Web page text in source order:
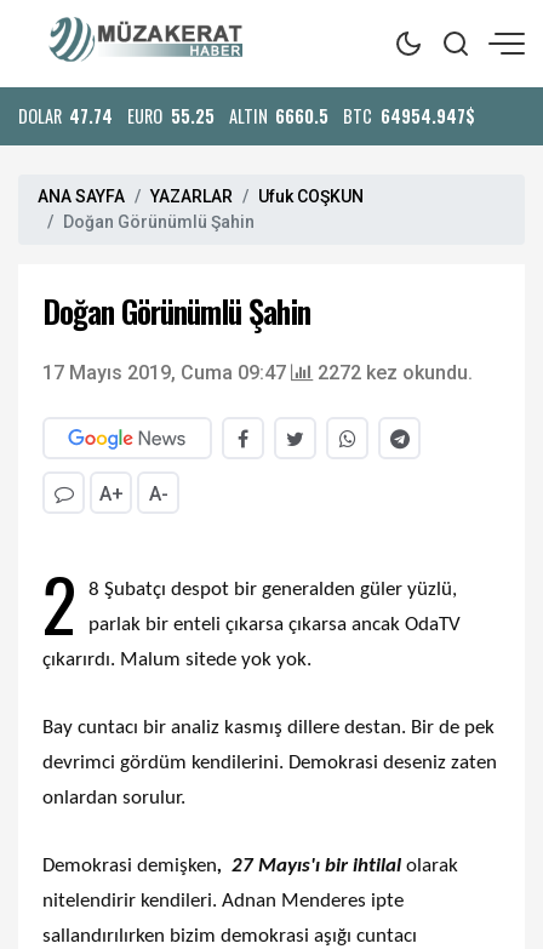
DOLAR 47.74 EURO 55.25 ALTIN 6660.5 BTC 64954.947$
ANA SAYFA YAZARLAR
Ufuk COŞKUN
Doğan Görünümlü Şahin
Doğan Görünümlü Şahin
17 Mayıs 2019, Cuma 09:47 2272 kez okundu.
A+ A-
2
8 Şubatçı despot bir generalden güler yüzlü,
parlak bir enteli çıkarsa çıkarsa ancak OdaTV
çıkarırdı. Malum sitede yok yok.
Bay cuntacı bir analiz kasmış dillere destan. Bir de pek
devrimci gördüm kendilerini. Demokrasi deseniz zaten
onlardan sorulur.
Demokrasi demişken, 27 Mayıs'ı bir ihtilal olarak
nitelendirir kendileri. Adnan Menderes ipte
sallandırılırken bizim demokrasi aşığı cuntacı